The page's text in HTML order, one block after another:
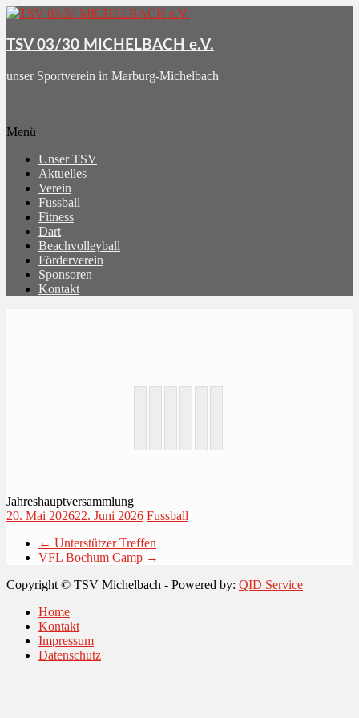
Skip
content
TSV 03/30 MICHELBACH e.V.
unser Sportverein in Marburg-Michelbach
Menü
Unser TSV
Aktuelles
Verein
Fussball
Fitness
Dart
Beachvolleyball
Förderverein
Sponsoren
Kontakt
Jahreshauptversammlung
20. Mai 202622. Juni 2026 Fussball
← Unterstützer Treffen
VFL Bochum Camp →
Copyright © TSV Michelbach - Powered by: QID Service
Home
Kontakt
Impressum
Datenschutz